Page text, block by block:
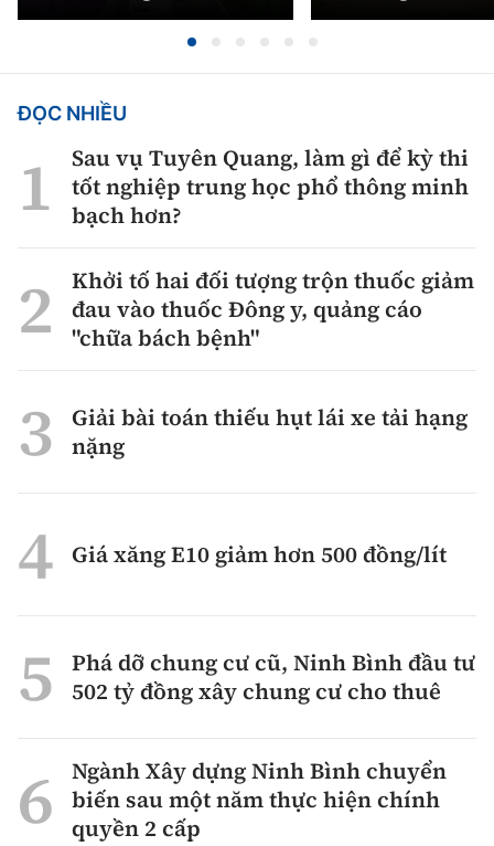
ĐỌC NHIỀU
Sau vụ Tuyên Quang, làm gì để kỳ thi
tốt nghiệp trung học phổ thông minh
bạch hơn?
Khởi tố hai đối tượng trộn thuốc giảm
đau vào thuốc Đông y, quảng cáo
"chữa bách bệnh"
Giải bài toán thiếu hụt lái xe tải hạng
nặng
Giá xăng E10 giảm hơn 500 đồng/lít
Phá dỡ chung cư cũ, Ninh Bình đầu tư
502 tỷ đồng xây chung cư cho thuê
Ngành Xây dựng Ninh Bình chuyển
biến sau một năm thực hiện chính
quyền 2 cấp